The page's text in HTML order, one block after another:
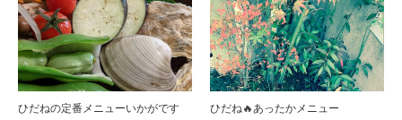
ひだねの定番メニューいかがです
ひだね🔥あったかメニュー